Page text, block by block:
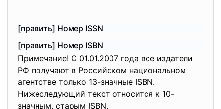
[править] Номер ISSN
[править] Номер ISBN
Примечание! С 01.01.2007 года все издатели
РФ получают в Российском национальном
агентстве только 13-значные ISBN.
Нижеследующий текст относится к 10-
значным, старым ISBN.